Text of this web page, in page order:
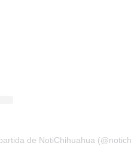
de NotiChihuahua